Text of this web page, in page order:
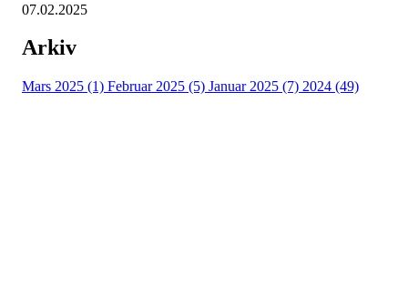
07.02.2025
Arkiv
Mars 2025 (1) Februar 2025 (5) Januar 2025 (7) 2024 (49)